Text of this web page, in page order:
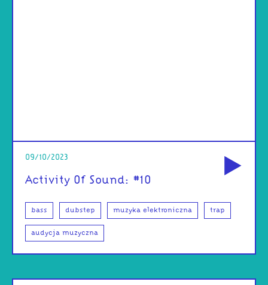
09/10/2023
Activity Of Sound: #10
bass dubstep muzyka elektroniczna trap
audycja muzyczna